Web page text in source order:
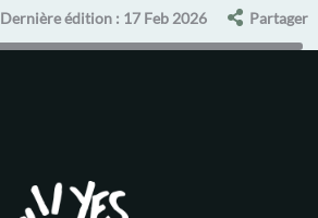
Dernière édition : 17 Feb 2026 Partager